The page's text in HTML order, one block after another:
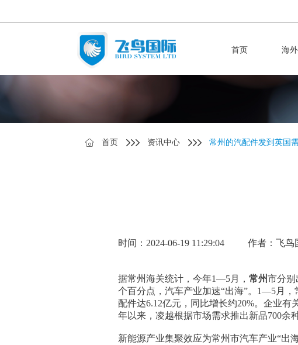
首页 海
首页 资讯中心 常州的汽配件发到英国
时间：2024-06-19 11:29:04 作者：飞鸟
据常州海关统计，今年1—5月， 常州市分别
个百分点，汽车产业加速“出海”。1—5月
配件达6.12亿元，同比增长约20%。企业
年以来，凌越根据市场需求推出新品700余
新能源产业集聚效应为常州市汽车产业“出